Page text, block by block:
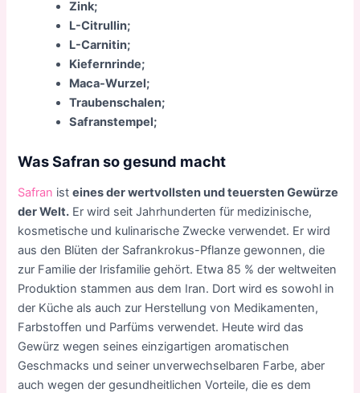
Zink;
L-Citrullin;
L-Carnitin;
Kiefernrinde;
Maca-Wurzel;
Traubenschalen;
Safranstempel;
Was Safran so gesund macht
Safran isteines der wertvollsten und teuersten Gewürze
der Welt. Er wird seit Jahrhunderten für medizinische,
kosmetische und kulinarische Zwecke verwendet. Er wird
aus den Blüten der Safrankrokus-Pflanze gewonnen, die
zur Familie der Irisfamilie gehört. Etwa 85 % der weltweiten
Produktion stammen aus dem Iran. Dort wird es sowohl in
der Küche als auch zur Herstellung von Medikamenten,
Farbstoffen und Parfüms verwendet. Heute wird das
Gewürz wegen seines einzigartigen aromatischen
Geschmacks und seiner unverwechselbaren Farbe, aber
auch wegen der gesundheitlichen Vorteile, die es dem